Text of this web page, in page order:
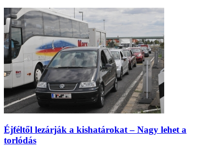
Éjféltől lezárják a kishatárokat – Nagy lehet a
torlódás